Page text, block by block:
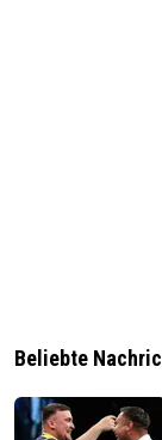
Beliebte